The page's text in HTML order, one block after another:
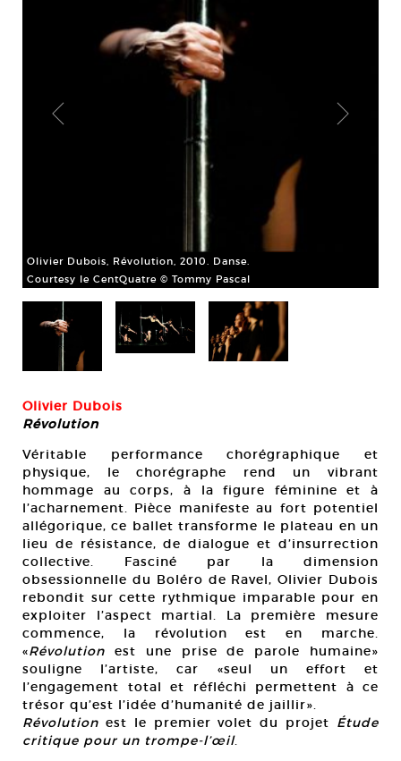
Olivier Dubois, Révolution, 2010. Danse.
Courtesy le CentQuatre © Tommy Pascal
Olivier Dubois
Révolution
Véritable performance chorégraphique et
physique, le chorégraphe rend un vibrant
hommage au corps, à la figure féminine et à
l’acharnement. Pièce manifeste au fort potentiel
allégorique, ce ballet transforme le plateau en un
lieu de résistance, de dialogue et d’insurrection
collective. Fasciné par la dimension
obsessionnelle du Boléro de Ravel, Olivier Dubois
rebondit sur cette rythmique imparable pour en
exploiter l’aspect martial. La première mesure
commence, la révolution est en marche.
«Révolution est une prise de parole humaine»
souligne l’artiste, car «seul un effort et
l’engagement total et réfléchi permettent à ce
trésor qu’est l’idée d’humanité de jaillir».
Révolution est le premier volet du projet Étude
critique pour un trompe-l’œil.